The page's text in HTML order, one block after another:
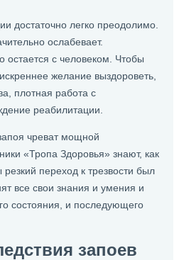
достаточно легко преодолимо.
ослабевает.
остается с человеком. Чтобы
желание выздороветь,
плотная работа с
реабилитации.
чреват мощной
«Тропа Здоровья» знают, как
резкий переход к трезвости был
все свои знания и умения и
состояния, и последующего
запоев